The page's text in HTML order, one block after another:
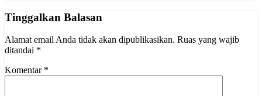
Tinggalkan Balasan
Alamat email Anda tidak akan dipublikasikan. Ruas yang wajib
ditandai *
Komentar *